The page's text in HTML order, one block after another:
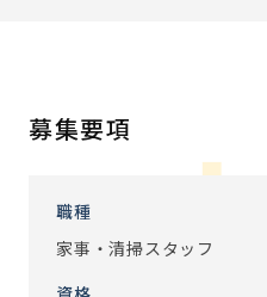
うサポートしていますので安
お客様やスタッフ含め、人と
務）
募集要項
職種
家事・清掃スタッフ